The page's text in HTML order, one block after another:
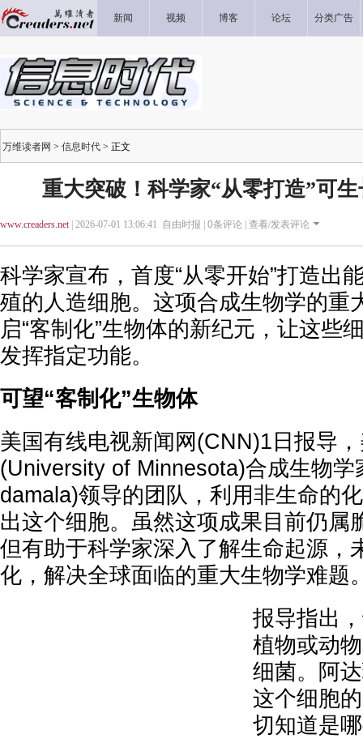
新闻 视频 博客 论坛 分类广告
万维读者网 > 信息时代 > 正文
重大突破！科学家“从零打造”可
www.creaders.net| 2026-07-01 13:06:41 自由时报 | 0条评论 | 查看/发表评论
科学家宣布，首度“从零开始”打造出
殖的人造细胞。这项合成生物学的重
启“客制化”生物体的新纪元，让这些
发挥指定功能。
可望“客制化”生物体
美国有线电视新闻网(CNN)1日报导
(University of Minnesota)合成生物学
damala)领导的团队，利用非生命的
出这个细胞。虽然这项成果目前仍属
但有助于科学家深入了解生命起源，
化，解决全球面临的重大生物学难题
报导指出
植物或动
细菌。阿
这个细胞
切知道是